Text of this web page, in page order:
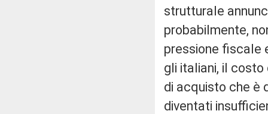
strutturale
probabilmente,
pressione fiscale
gli italiani, il costo
di acquisto che è
diventati